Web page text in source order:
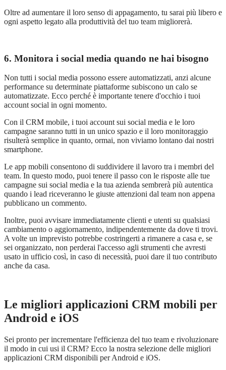
Oltre ad aumentare il loro senso di appagamento, tu sarai più libero e
ogni aspetto legato alla produttività del tuo team migliorerà.
6. Monitora i social media quando ne hai bisogno
Non tutti i social media possono essere automatizzati, anzi alcune
performance su determinate piattaforme subiscono un calo se
automatizzate. Ecco perché è importante tenere d'occhio i tuoi
account social in ogni momento.
Con il CRM mobile, i tuoi account sui social media e le loro
campagne saranno tutti in un unico spazio e il loro monitoraggio
risulterà semplice in quanto, ormai, non viviamo lontano dai nostri
smartphone.
Le app mobili consentono di suddividere il lavoro tra i membri del
team. In questo modo, puoi tenere il passo con le risposte alle tue
campagne sui social media e la tua azienda sembrerà più autentica
quando i lead riceveranno le giuste attenzioni dal team non appena
pubblicano un commento.
Inoltre, puoi avvisare immediatamente clienti e utenti su qualsiasi
cambiamento o aggiornamento, indipendentemente da dove ti trovi.
A volte un imprevisto potrebbe costringerti a rimanere a casa e, se
sei organizzato, non perderai l'accesso agli strumenti che avresti
usato in ufficio così, in caso di necessità, puoi dare il tuo contributo
anche da casa.
Le migliori applicazioni CRM mobili per
Android e iOS
Sei pronto per incrementare l'efficienza del tuo team e rivoluzionare
il modo in cui usi il CRM? Ecco la nostra selezione delle migliori
applicazioni CRM disponibili per Android e iOS.